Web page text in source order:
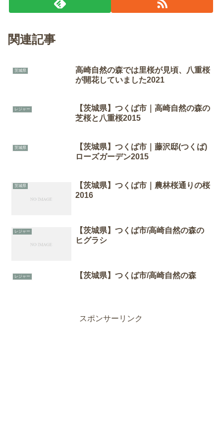
関連記事
茨城県
高崎自然の森では里桜が見頃、八重桜
が開花していました2021
レジャー
【茨城県】つくば市｜高崎自然の森の
芝桜と八重桜2015
茨城県
【茨城県】つくば市｜藤沢邸(つくば)
ローズガーデン2015
茨城県
【茨城県】つくば市｜農林桜通りの桜
2016
レジャー
【茨城県】つくば市/高崎自然の森の
ヒグラシ
レジャー 【茨城県】つくば市/高崎自然の森
スポンサーリンク